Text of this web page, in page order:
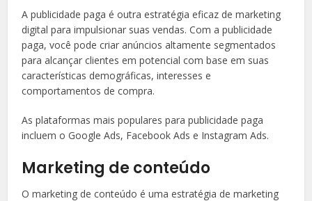
A publicidade paga é outra estratégia eficaz de marketing
digital para impulsionar suas vendas. Com a publicidade
paga, você pode criar anúncios altamente segmentados
para alcançar clientes em potencial com base em suas
características demográficas, interesses e
comportamentos de compra.
As plataformas mais populares para publicidade paga
incluem o Google Ads, Facebook Ads e Instagram Ads.
Marketing de conteúdo
O marketing de conteúdo é uma estratégia de marketing